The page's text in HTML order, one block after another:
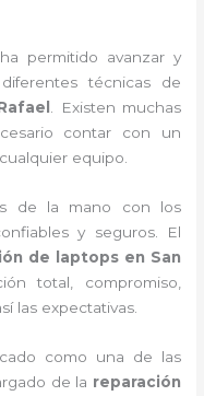
permitido avanzar y
técnicas de
. Existen muchas
contar con un
equipo.
de la mano con los
y seguros. El
de laptops en San
total, compromiso,
las expectativas.
como una de las
de la reparación